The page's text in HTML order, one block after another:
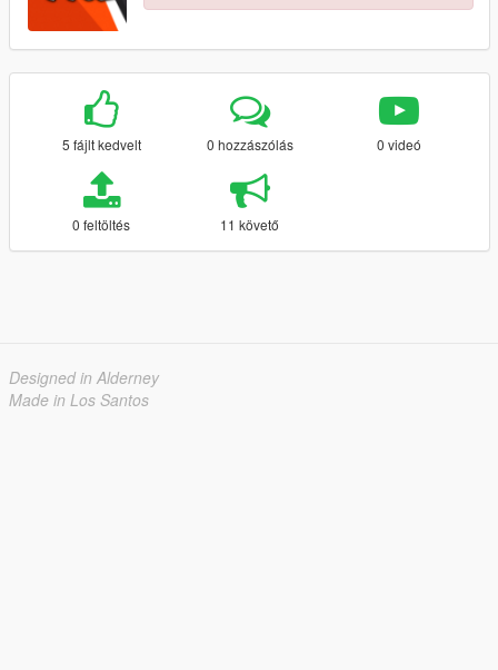
5 fájlt kedvelt 0 hozzászólás 0 videó
0 feltöltés 11 követő
Designed in Alderney
Made in Los Santos